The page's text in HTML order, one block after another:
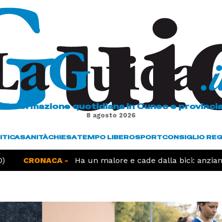
L'informazione quotidiana in Cuneo e
8 agosto 2026
SANITÀCHIESATEMPO LIBEROSPORTCONSIGLIO
- Ha un malore e cade dalla bici: anziano